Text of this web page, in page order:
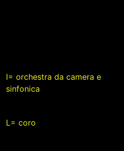
I= orchestra da camera e
sinfonica
L= coro